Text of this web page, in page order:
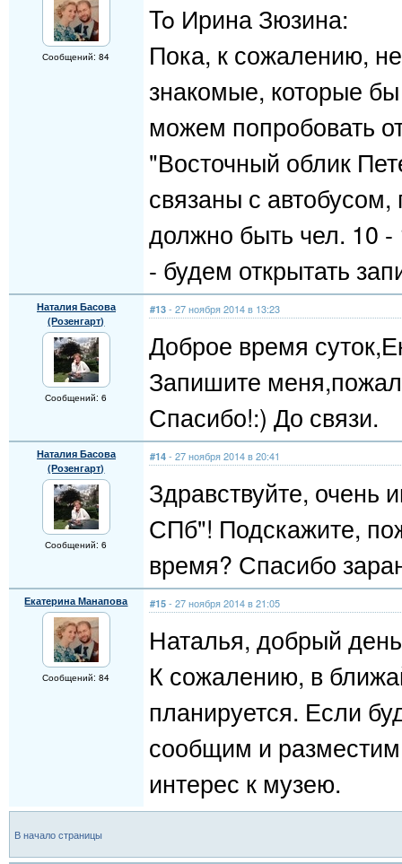
Сообщений: 84
To Ирина Зюзина:
Пока, к сожалению,
знакомые, которые
можем попробовать
"Восточный облик
связаны с
должно быть чел. 10
- будем открытать
Наталия Басова
(Розенгарт)
Сообщений: 6
#13 - 27 ноября 2014 в 13:23
Доброе время
Запишите
Спасибо!:) До связи.
Наталия Басова
(Розенгарт)
Сообщений: 6
#14 - 27 ноября 2014 в 20:41
Здравствуйте, очень
СПб"! Подскажите,
время? Спасибо
Екатерина Манапова
Сообщений: 84
#15 - 27 ноября 2014 в 21:05
Наталья, добрый
К сожалению, в
планируется. Если
сообщим и
интерес к музею.
В начало страницы